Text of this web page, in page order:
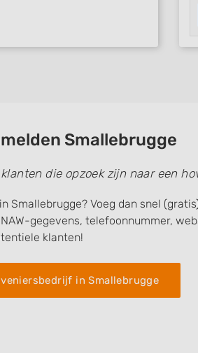
Smallebrugge
die opzoek zijn naar een
Smallebrugge? Voeg dan snel
gegevens, telefoonnummer,
klanten!
in Smallebrugge